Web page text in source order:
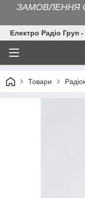
ЗАМОВЛЕННЯ
Електро Радіо Груп
Товари